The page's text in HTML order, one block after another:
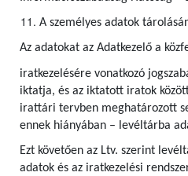
A személyes adatok
Az adatokat az Adatkezelő a
iratkezelésére vonatkozó
iktatja, és az iktatott iratok
irattári tervben meghatározott
ennek hiányában – levéltárba
Ezt követően az Ltv. szerint
adatok és az iratkezelési